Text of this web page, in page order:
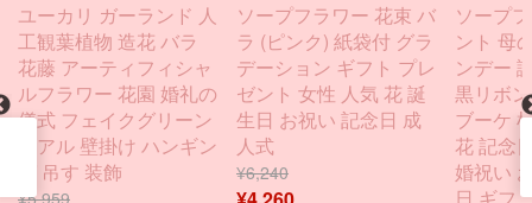
ユーカリ ガーランド 人
工観葉植物 造花 バラ
花藤 アーティフィシャ
ルフラワー 花園 婚礼の
儀式 フェイクグリーン
リアル 壁掛け ハンギン
グ 吊す 装飾
ソープフラワー 花束 バ
ラ (ピンク) 紙袋付 グラ
デーション ギフト プレ
ゼント 女性 人気 花 誕
生日 お祝い 記念日 成
人式
¥6,240
ソープ
ント 母
ンデー
黒リボ
ブーケ
花 記念
婚祝い